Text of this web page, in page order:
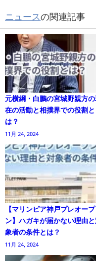
ニュースの関連記事
元横綱・白鵬の宮城野親方
在の活動と相撲界での役割と
は？
11月 24, 2024
【マリンピア神戸プレオープ
ン】ハガキが届かない理由
象者の条件とは？
11月 24, 2024